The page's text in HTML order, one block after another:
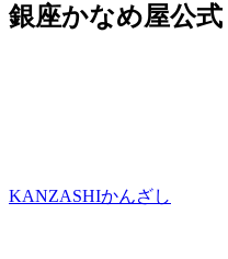
銀座かなめ屋公式
KANZASHIかんざし